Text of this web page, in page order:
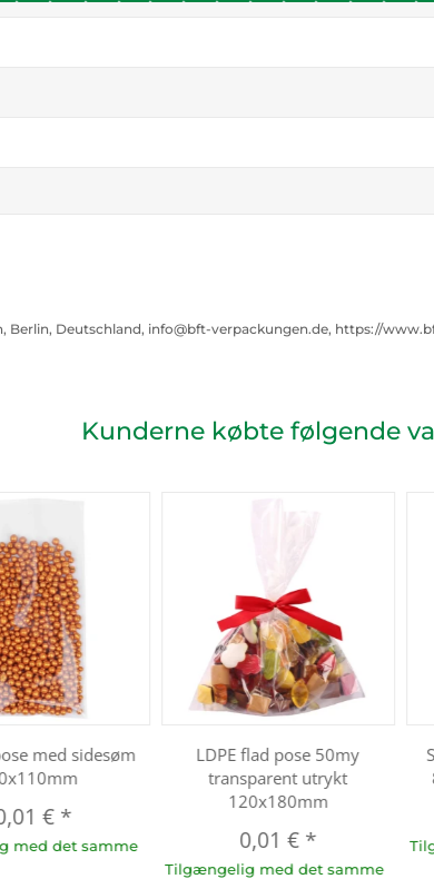
Berlin, Deutschland, info@bft-verpackungen.de, https://
Kunderne købte følgende
med sidesøm
€ *
med det samme
LDPE flad pose 50my
transparent utrykt
120x180mm
0,01 € *
Tilgængelig med det samme